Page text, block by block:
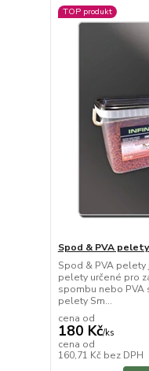
TOP produkt
Spod & PVA
Spod & PVA
pelety určené pro
spombu nebo PVA
pelety Sm...
cena od
180 Kč/ks
cena od
160,71 Kč bez DPH